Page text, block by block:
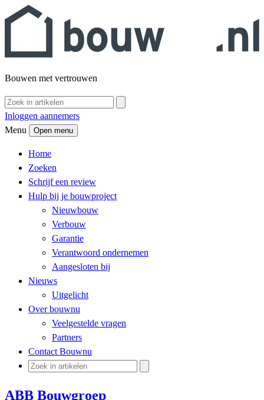
Bouwen met vertrouwen
Inloggen aannemers
Menu
Open menu
Home
Zoeken
Schrijf een review
Hulp bij je bouwproject
Nieuwbouw
Verbouw
Garantie
Verantwoord ondernemen
Aangesloten bij
Nieuws
Uitgelicht
Over bouwnu
Veelgestelde vragen
Partners
Contact Bouwnu
ABB Bouwgroep